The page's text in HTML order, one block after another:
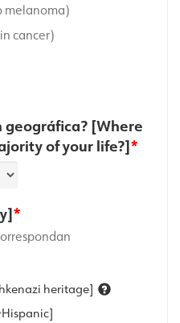
melanoma)
cancer)
geográfica? [Where
of your life?]
heritage]